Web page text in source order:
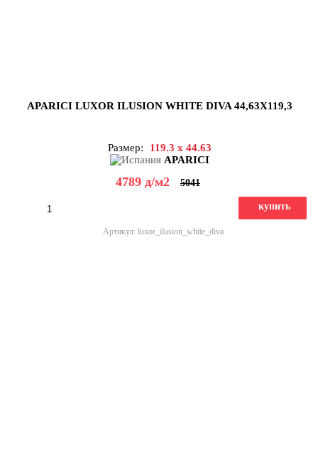
APARICI LUXOR ILUSION WHITE DIVA 44,63X119,3
Размер:
119.3 x 44.63
APARICI
4789 д/м2 5041
купить
Артикул: luxor_ilusion_white_diva